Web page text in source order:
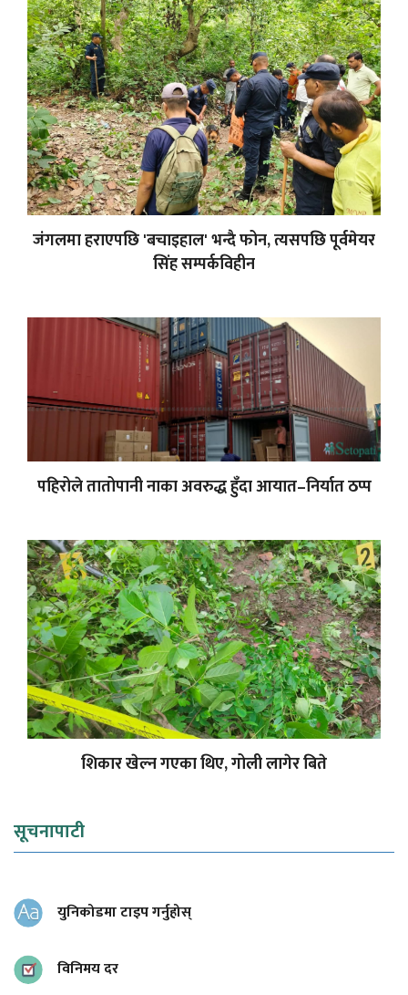
जंगलमा हराएपछि 'बचाइहाल' भन्दै फोन, त्यसपछि पूर्वमेयर
सिंह सम्पर्कविहीन
पहिरोले तातोपानी नाका अवरुद्ध हुँदा आयात–निर्यात ठप्प
शिकार खेल्न गएका थिए, गोली लागेर बिते
सूचनापाटी
युनिकोडमा टाइप गर्नुहोस्
विनिमय दर